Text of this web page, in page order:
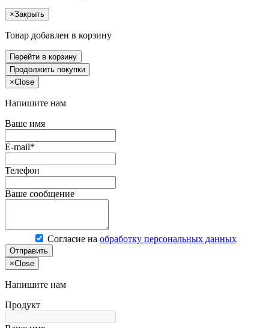
×Закрыть
Товар добавлен в корзину
Перейти в корзину
Продолжить покупки
×Close
Напишите нам
Ваше имя
E-mail*
Телефон
Ваше сообщение
Согласие на обработку персональных данных
Отправить
×Close
Напишите нам
Продукт